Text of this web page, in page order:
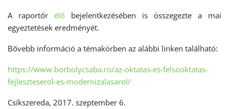
A raportőr élő bejelentkezésében is összegezte a mai
egyeztetések eredményét.
Bővebb információ a témakörben az alábbi linken található:
https://www.borbolycsaba.ro/az-oktatas-es-felsooktatas-
fejleszteserol-es-modernizalasarol/
Csíkszereda, 2017. szeptember 6.